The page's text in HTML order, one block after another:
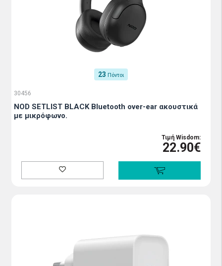
23 Πόντοι
30456
NOD SETLIST BLACK Bluetooth over-ear ακουστικά
με μικρόφωνο.
Τιμή Wisdom:
22.90€